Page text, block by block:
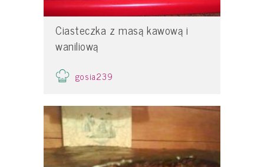
Ciasteczka z masą kawową i
waniliową
gosia239